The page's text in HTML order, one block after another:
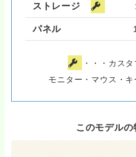
ストレージ
パネル
・・・カス
モニター・マウス・キ
このモデルの